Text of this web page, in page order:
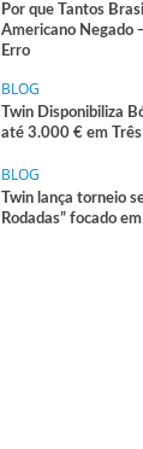
Por que Tantos
Americano Negado
Erro
BLOG
Twin Disponibiliza
até 3.000 € em
BLOG
Twin lança torneio
Rodadas” focado